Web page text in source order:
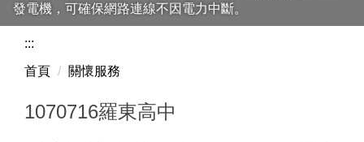
發電機，可確保網路連線不因電力中斷。
:::
首頁
關懷服務
1070716羅東高中